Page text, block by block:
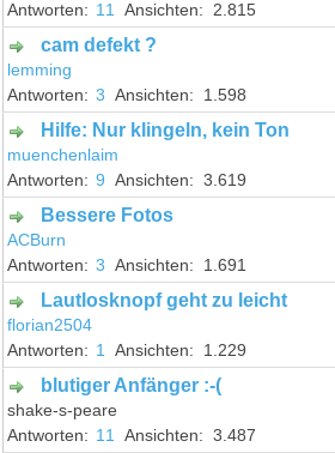
11
2.815
cam defekt ?
lemming
3
1.598
Hilfe: Nur klingeln, kein Ton
muenchenlaim
9
3.619
Bessere Fotos
ACBurn
3
1.691
Lautlosknopf geht zu leicht
florian2504
1
1.229
blutiger Anfänger :-(
shake-s-peare
11
3.487